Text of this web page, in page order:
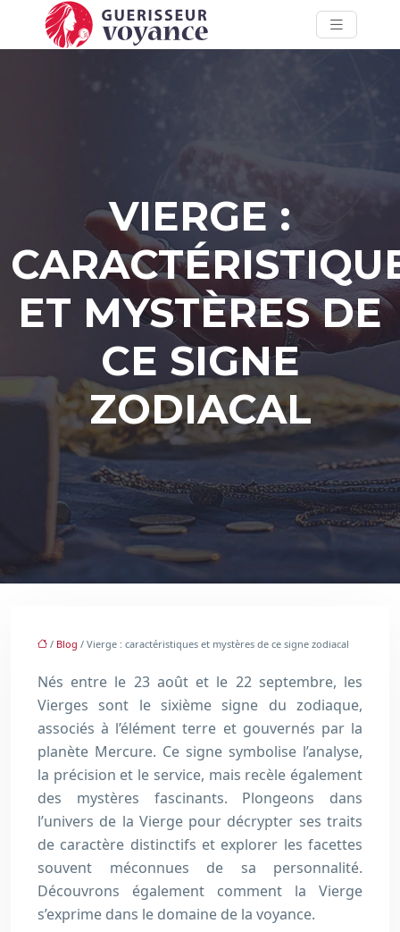
VIERGE :
ET MYSTÈRES DE
CE SIGNE
ZODIACAL
/ Blog / Vierge : caractéristiques et mystères de ce signe zodiacal
Nés entre le 23 août et le 22 septembre, les
Vierges sont le sixième signe du zodiaque,
associés à l’élément terre et gouvernés par la
planète Mercure. Ce signe symbolise l’analyse,
la précision et le service, mais recèle également
des mystères fascinants. Plongeons dans
l’univers de la Vierge pour décrypter ses traits
de caractère distinctifs et explorer les facettes
souvent méconnues de sa personnalité.
Découvrons également comment la Vierge
s’exprime dans le domaine de la voyance.